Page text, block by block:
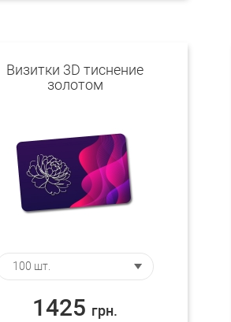
Визитки 3D тиснение
золотом
1425 грн.